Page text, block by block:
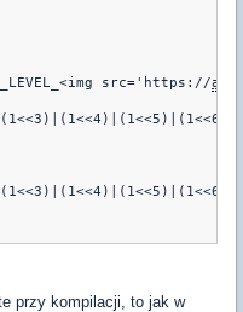
src='https://
przy kompilacji, to jak w